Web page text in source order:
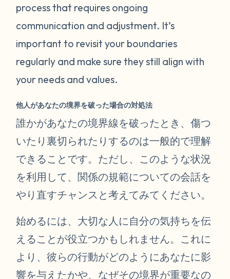
process that requires ongoing
communication and adjustment. It’s
important to revisit your boundaries
regularly and make sure they still align with
your needs and values.
他人があなたの境界を破った場合の対処法
誰かがあなたの境界線を破ったとき、傷つ
いたり裏切られたりするのは一般的で理解
できることです。ただし、このような状況
を利用して、関係の規範についての会話を
やり直すチャンスと考えてみてください。
始めるには、大切な人に自分の気持ちを伝
えることが役立つかもしれません。これに
より、彼らの行動がどのようにあなたに影
響を与えたかや、なぜその境界が重要なの